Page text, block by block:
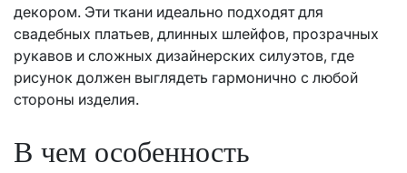
декором. Эти ткани идеально подходят для
свадебных платьев, длинных шлейфов, прозрачных
рукавов и сложных дизайнерских силуэтов, где
рисунок должен выглядеть гармонично с любой
стороны изделия.
В чем особенность